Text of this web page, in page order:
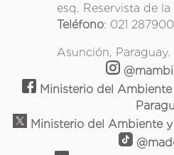
esq. Reservista de
Teléfono: 021
Asunción, Paraguay.
Ministerio del Ambiente
Ministerio del Ambiente